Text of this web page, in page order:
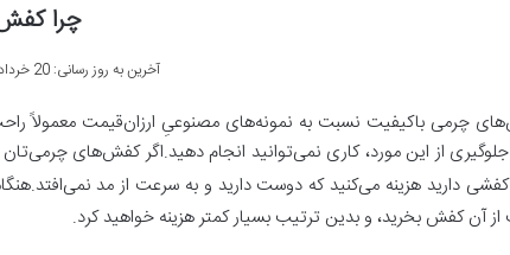
چرا
آخرین به روز رسانی: 20 خرداد
چرمی باکیفیت نسبت به نمونه‌های مصنوعیِ ارزان‌قیمت معمولاً
از این مورد، کاری نمی‌توانید انجام دهید.اگر کفش‌های
کفشی دارید هزینه می‌کنید که دوست دارید و به سرعت از مد
آن کفش بخرید، و بدین ترتیب بسیار کمتر هزینه خواهید کرد.